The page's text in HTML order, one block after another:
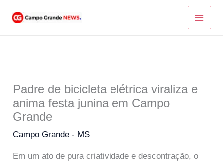
para
Padre de bicicleta elétrica viraliza e
anima festa junina em Campo
Grande
Campo Grande - MS
Em um ato de pura criatividade e descontração, o